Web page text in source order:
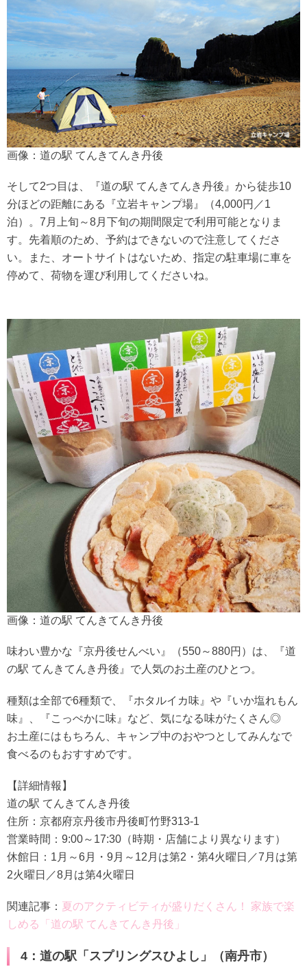
画像：道の駅 てんきてんき丹後
そして2つ目は、『道の駅 てんきてんき丹後』から徒歩10
分ほどの距離にある『立岩キャンプ場』（4,000円／1
泊）。7月上旬～8月下旬の期間限定で利用可能となりま
す。先着順のため、予約はできないので注意してくださ
い。また、オートサイトはないため、指定の駐車場に車を
停めて、荷物を運び利用してくださいね。
画像：道の駅 てんきてんき丹後
味わい豊かな『京丹後せんべい』（550～880円）は、『道
の駅 てんきてんき丹後』で人気のお土産のひとつ。
種類は全部で6種類で、『ホタルイカ味』や『いか塩れもん
味』、『こっぺかに味』など、気になる味がたくさん◎
お土産にはもちろん、キャンプ中のおやつとしてみんなで
食べるのもおすすめです。
【詳細情報】
道の駅 てんきてんき丹後
住所：京都府京丹後市丹後町竹野313-1
営業時間：9:00～17:30（時期・店舗により異なります）
休館日：1月～6月・9月～12月は第2・第4火曜日／7月は第
2火曜日／8月は第4火曜日
関連記事： 夏のアクティビティが盛りだくさん！ 家族で楽
しめる「道の駅 てんきてんき丹後」
4：道の駅「スプリングスひよし」（南丹市）